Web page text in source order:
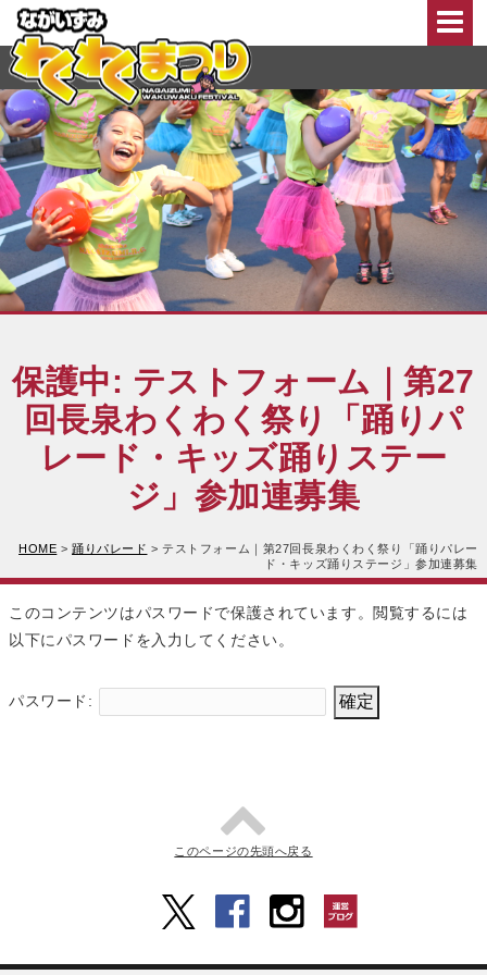
保護中: テストフォーム｜第27
回長泉わくわく祭り「踊りパ
レード・キッズ踊りステー
ジ」参加連募集
HOME >踊りパレード >テストフォーム｜第27回長泉わくわく祭り「踊りパレー
ド・キッズ踊りステージ」参加連募集
このコンテンツはパスワードで保護されています。閲覧するには
以下にパスワードを入力してください。
パスワード:
このページの先頭へ戻る